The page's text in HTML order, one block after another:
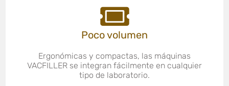
Poco volumen
Ergonómicas y compactas, las máquinas
VACFILLER se integran fácilmente en cualquier
tipo de laboratorio.